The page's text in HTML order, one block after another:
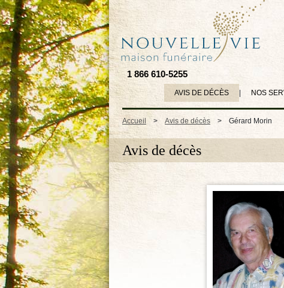
1 866 610-5255
AVIS DE DÉCÈS NOS
Accueil > Avis de décès > Gérard Morin
Avis de décès